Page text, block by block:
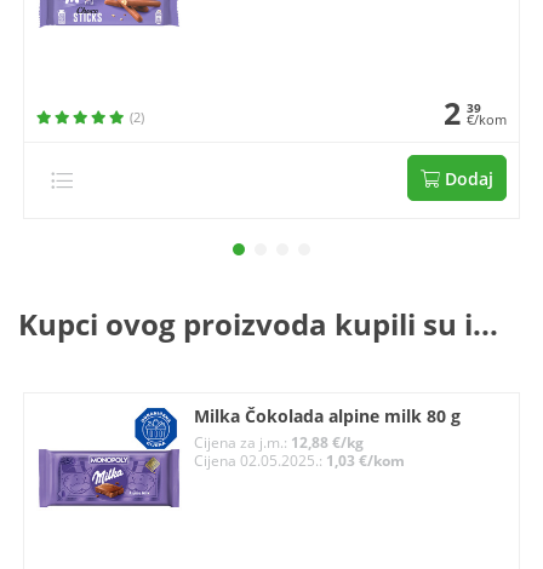
(2) 2 39
€/kom
Dodaj
Kupci ovog proizvoda kupili su i...
Milka Čokolada alpine milk 80 g
Cijena za j.m.: 12,88 €/kg
Cijena 02.05.2025.: 1,03 €/kom